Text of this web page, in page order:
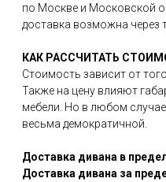
по Москве и Московской
доставка возможна через
КАК РАССЧИТАТЬ
Стоимость зависит от
Также на цену влияют
мебели. Но в любом
весьма демократичной.
Доставка дивана в
Доставка дивана за